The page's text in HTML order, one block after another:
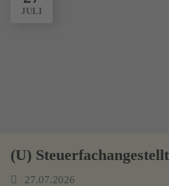
JULI
27.07.2026